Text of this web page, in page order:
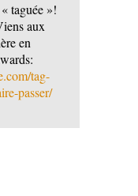
taguée »!
aux
en
tag-
passer/